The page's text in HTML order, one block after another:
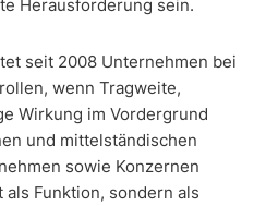
Herausforderung sein.
seit 2008 Unternehmen bei
wenn Tragweite,
Wirkung im Vordergrund
und mittelständischen
sowie Konzernen
Funktion, sondern als